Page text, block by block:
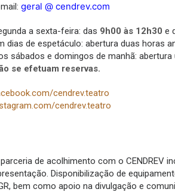
geral @ cendrev.com
a sexta-feira: das 9h00 às 12h30 e
dias de espetáculo: abertura duas horas
sábados e domingos de manhã:
se efetuam reservas.
cendrev.teatro
cendrev.teatro
de acolhimento com o CENDREV
Disponibilização de
bem como apoio na divulgação e